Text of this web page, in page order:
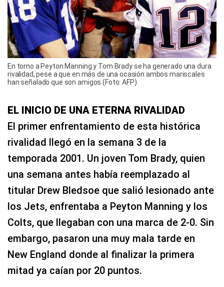
En torno a Peyton Manning y Tom Brady se ha generado una dura
rivalidad, pese a que en más de una ocasión ambos mariscales
han señalado que son amigos (Foto: AFP)
EL INICIO DE UNA ETERNA RIVALIDAD
El primer enfrentamiento de esta histórica
rivalidad llegó en la semana 3 de la
temporada 2001. Un joven Tom Brady, quien
una semana antes había reemplazado al
titular Drew Bledsoe que salió lesionado ante
los Jets, enfrentaba a Peyton Manning y los
Colts, que llegaban con una marca de 2-0. Sin
embargo, pasaron una muy mala tarde en
New England donde al finalizar la primera
mitad ya caían por 20 puntos.